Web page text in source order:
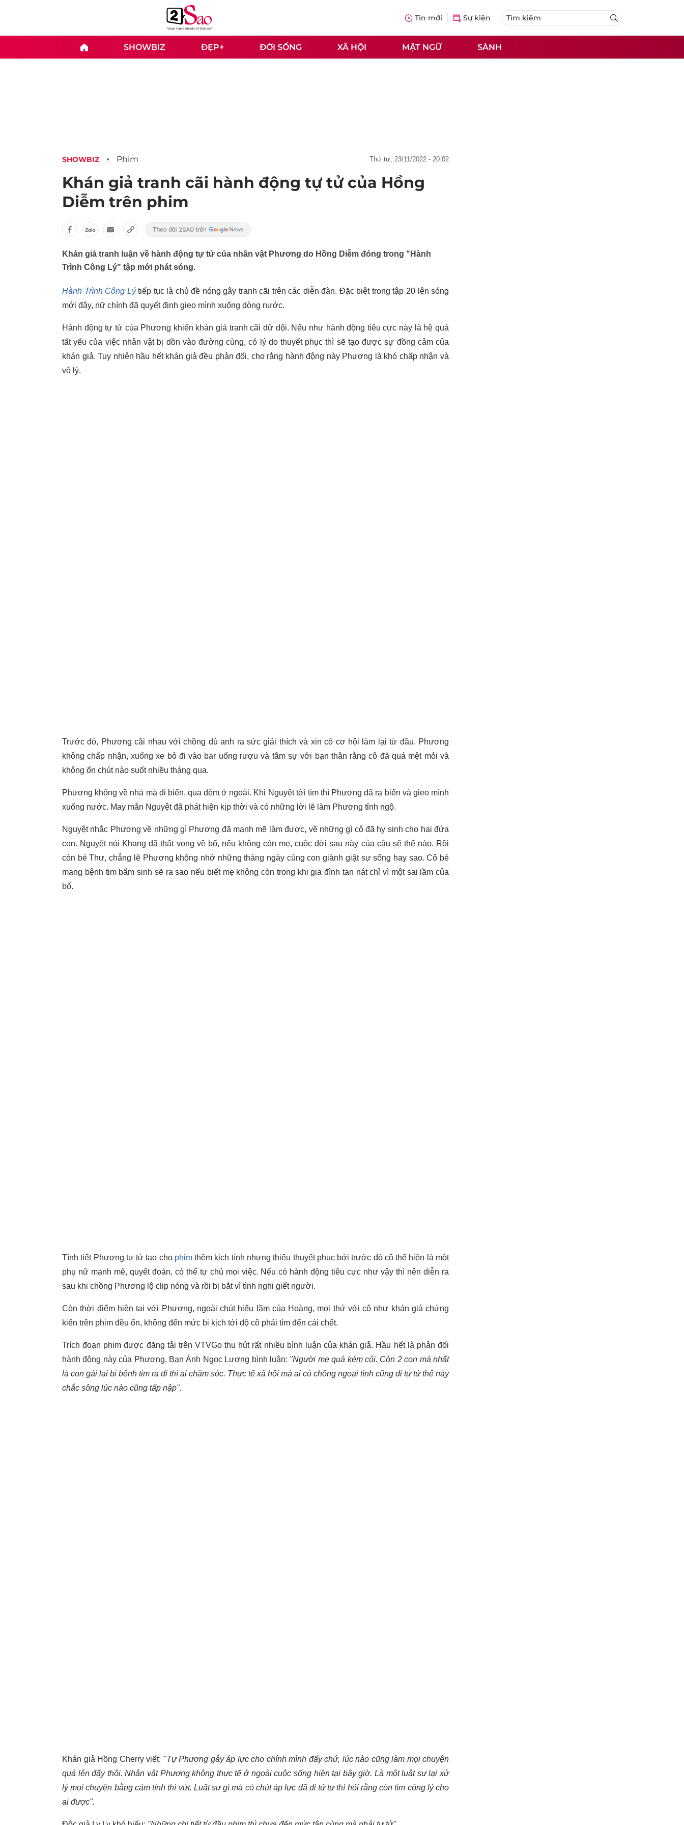
Tin mới Sự kiện
SHOWBIZ ĐẸP+ ĐỜI SỐNG XÃ HỘI MẬT NGỮ SÀNH
SHOWBIZ Phim thứ tư, 23/11/2022 - 20:02
Khán giả tranh cãi hành động tự tử của Hồng
Diễm trên phim
Khán giả tranh luận về hành động tự tử của nhân vật Phương do Hồng Diễm đóng trong "Hành
Trình Công Lý" tập mới phát sóng.
Hành Trình Công Lý tiếp tục là chủ đề nóng gây tranh cãi trên các diễn đàn. Đặc biệt trong tập 20 lên sóng
mới đây, nữ chính đã quyết định gieo mình xuống dòng nước.
Hành động tự tử của Phương khiến khán giả tranh cãi dữ dội. Nếu như hành động tiêu cực này là hệ quả
tất yếu của việc nhân vật bị dồn vào đường cùng, có lý do thuyết phục thì sẽ tạo được sự đồng cảm của
khán giả. Tuy nhiên hầu hết khán giả đều phản đối, cho rằng hành động này Phương là khó chấp nhận và
vô lý.
Trước đó, Phương cãi nhau với chồng dù anh ra sức giải thích và xin cô cơ hội làm lại từ đầu. Phương
không chấp nhận, xuống xe bỏ đi vào bar uống rượu và tâm sự với bạn thân rằng cô đã quá mệt mỏi và
không ổn chút nào suốt nhiều tháng qua.
Phương không về nhà mà đi biển, qua đêm ở ngoài. Khi Nguyệt tới tìm thì Phương đã ra biển và gieo mình
xuống nước. May mắn Nguyệt đã phát hiện kịp thời và có những lời lẽ làm Phương tỉnh ngộ.
Nguyệt nhắc Phương về những gì Phương đã mạnh mẽ làm được, về những gì cô đã hy sinh cho hai đứa
con. Nguyệt nói Khang đã thất vọng về bố, nếu không còn mẹ, cuộc đời sau này của cậu sẽ thế nào. Rồi
còn bé Thư, chẳng lẽ Phương không nhớ những tháng ngày cùng con giành giật sự sống hay sao. Cô bé
mang bệnh tim bẩm sinh sẽ ra sao nếu biết mẹ không còn trong khi gia đình tan nát chỉ vì một sai lầm của
bố.
Tình tiết Phương tự tử tạo cho phimthêm kịch tính nhưng thiếu thuyết phục bởi trước đó cô thể hiện là một
phụ nữ mạnh mẽ, quyết đoán, có thể tự chủ mọi việc. Nếu có hành động tiêu cực như vậy thì nên diễn ra
sau khi chồng Phương lộ clip nóng và rồi bị bắt vì tình nghi giết người.
Còn thời điểm hiện tại với Phương, ngoài chút hiểu lầm của Hoàng, mọi thứ với cô như khán giả chứng
kiến trên phim đều ổn, không đến mức bi kịch tới độ cô phải tìm đến cái chết.
Trích đoạn phim được đăng tải trên VTVGo thu hút rất nhiều bình luận của khán giả. Hầu hết là phản đối
hành động này của Phương. Bạn Ánh Ngọc Lương bình luận: "Người mẹ quá kém cỏi. Còn 2 con mà nhất
là con gái lại bị bệnh tim ra đi thì ai chăm sóc. Thực tế xã hội mà ai có chồng ngoại tình cũng đi tự tử thế này
chắc sông lúc nào cũng tấp nập".
Khán giả Hồng Cherry viết: "Tự Phương gây áp lực cho chính mình đấy chứ, lúc nào cũng làm mọi chuyện
quá lên đấy thôi. Nhân vật Phương không thực tế ở ngoài cuộc sống hiện tại bây giờ. Là một luật sư lại xử
lý mọi chuyện bằng cảm tính thì vứt. Luật sư gì mà có chút áp lực đã đi tử tự thì hỏi rằng còn tìm công lý cho
ai được".